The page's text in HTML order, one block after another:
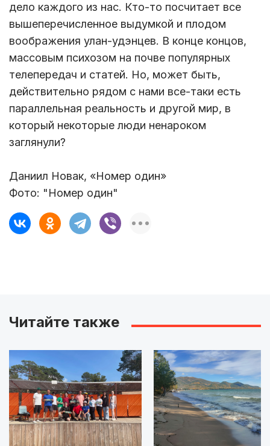
дело каждого из нас. Кто-то посчитает все
вышеперечисленное выдумкой и плодом
воображения улан-удэнцев. В конце концов,
массовым психозом на почве популярных
телепередач и статей. Но, может быть,
действительно рядом с нами все-таки есть
параллельная реальность и другой мир, в
который некоторые люди ненароком
заглянули?
Даниил Новак, «Номер один»
Фото: "Номер один"
Читайте также